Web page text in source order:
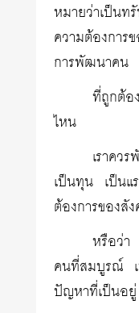
หมายว่าเป็น
ความต้องการ
การพัฒนาคน
ที่ถูกต้อ
ไหน
เราคว
เป็นทุน เป็นแ
ต้องการของสั
หรือว่า
คนที่สมบูรณ์
ปัญหาที่เป็นอยู่